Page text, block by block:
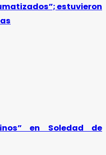
estuvieron
en Soledad de